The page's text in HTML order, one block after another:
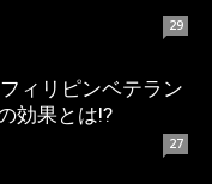
29
ィリピンベテラン
効果とは!?
27